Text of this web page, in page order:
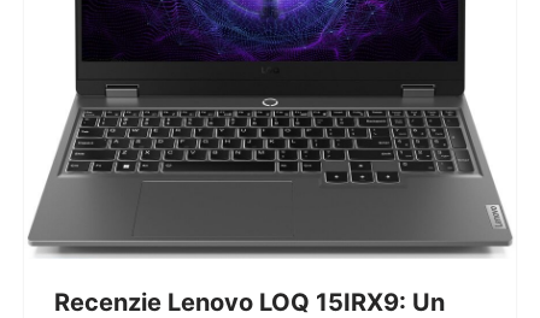
Recenzie Lenovo LOQ 15IRX9: Un